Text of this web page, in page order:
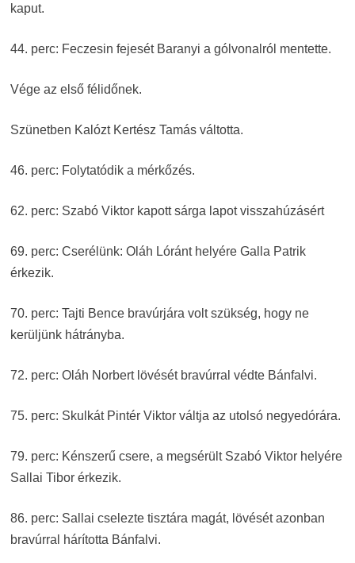
kaput.
44. perc: Feczesin fejesét Baranyi a gólvonalról mentette.
Vége az első félidőnek.
Szünetben Kalózt Kertész Tamás váltotta.
46. perc: Folytatódik a mérkőzés.
62. perc: Szabó Viktor kapott sárga lapot visszahúzásért
69. perc: Cserélünk: Oláh Lóránt helyére Galla Patrik
érkezik.
70. perc: Tajti Bence bravúrjára volt szükség, hogy ne
kerüljünk hátrányba.
72. perc: Oláh Norbert lövését bravúrral védte Bánfalvi.
75. perc: Skulkát Pintér Viktor váltja az utolsó negyedórára.
79. perc: Kénszerű csere, a megsérült Szabó Viktor helyére
Sallai Tibor érkezik.
86. perc: Sallai cselezte tisztára magát, lövését azonban
bravúrral hárította Bánfalvi.